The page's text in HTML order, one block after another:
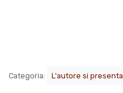
Categoria: L'autore si presenta